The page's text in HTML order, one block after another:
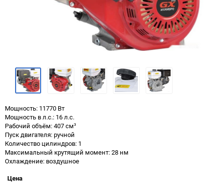
Мощность: 11770 Вт
Мощность в л.с.: 16 л.с.
Рабочий объём: 407 см³
Пуск двигателя: ручной
Количество цилиндров: 1
Максимальный крутящий момент: 28 нм
Охлаждение: воздушное
Цена